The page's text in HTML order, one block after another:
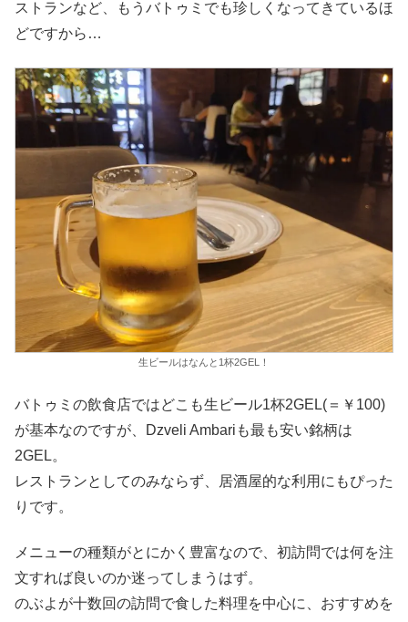
ストランなど、もうバトゥミでも珍しくなってきているほ
どですから…
生ビールはなんと1杯2GEL！
バトゥミの飲食店ではどこも生ビール1杯2GEL(＝￥100)
が基本なのですが、Dzveli Ambariも最も安い銘柄は
2GEL。
レストランとしてのみならず、居酒屋的な利用にもぴった
りです。
メニューの種類がとにかく豊富なので、初訪問では何を注
文すれば良いのか迷ってしまうはず。
のぶよが十数回の訪問で食した料理を中心に、おすすめを